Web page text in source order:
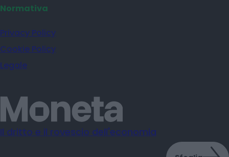
Normativa
Privacy Policy
Cookie Policy
Legale
Il dritto e il rovescio dell'economia